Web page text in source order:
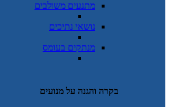
מתנעים משולבים
נושאי נתיכים
מנתקים בעומס
בקרה והגנה על מנועים